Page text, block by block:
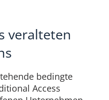
veralteten
bedingte
Access